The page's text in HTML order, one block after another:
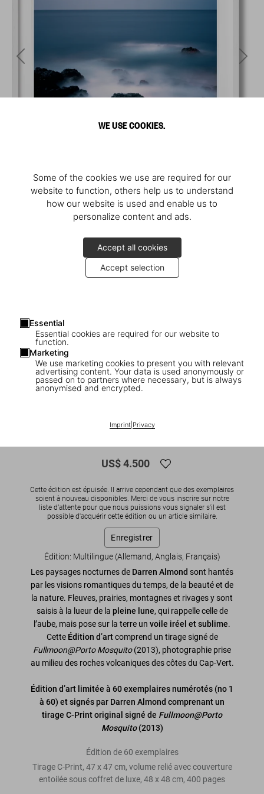
WE USE COOKIES.
Some of the cookies we use are required for our
website to function, others help us to understand
how our website is used and enable us to
personalize content and ads.
Accept all cookies
Accept selection
Essential
Essential cookies are required for our website to
function.
Marketing
We use marketing cookies to present you with relevant
advertising content. Your data is used anonymously or
passed on to partners where necessary, but is always
anonymised and encrypted.
Imprint| Privacy
1/9
Darren Almond. Fullmoon, Art Edition
US$ 4.500
Cette édition est épuisée. Il arrive cependant que des exemplaires
soient à nouveau disponibles. Merci de vous inscrire sur notre
liste d’attente pour que nous puissions vous signaler s'il est
possible d'acquérir cette édition ou un article similaire.
Enregistrer
Édition: Multilingue (Allemand, Anglais, Français)
Les paysages nocturnes de Darren Almond sont hantés
par les visions romantiques du temps, de la beauté et de
la nature. Fleuves, prairies, montagnes et rivages y sont
saisis à la lueur de la pleine lune, qui rappelle celle de
l’aube, mais pose sur la terre un voile iréel et sublime.
Cette Édition d’artcomprend un tirage signé de
Fullmoon@Porto Mosquito(2013), photographie prise
au milieu des roches volcaniques des côtes du Cap-Vert.
Édition d’art limitée à 60 exemplaires numérotés (no 1
à 60) et signés par Darren Almond comprenant un
tirage C-Print original signé de Fullmoon@Porto
Mosquito(2013)
Édition de 60 exemplaires
Tirage C-Print, 47 x 47 cm, volume relié avec couverture
entoilée sous coffret de luxe, 48 x 48 cm, 400 pages